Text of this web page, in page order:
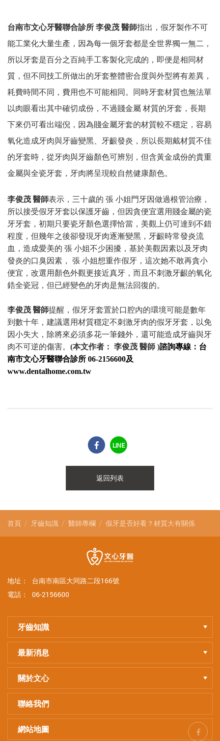
台南市文心牙醫聯合診所 李俊茂 醫師指出，假牙製作不可
能工業化大量生產，因為每一個牙套都是全世界獨一無二，
所以牙套是百分之百純手工客製化完成的，即便是相同材
質，但不同技工所做出的牙套整體密合度與外型將有差異，
耗費時間不同，費用也不可能相同。同時牙套材質也無法單
以肉眼看出其中確切成份，不過賤金屬 材質的牙套，長期
下來仍可看出端倪，因為賤金屬牙套的材質較不穩定，容易
氧化造成牙肉與牙齒變黑、牙齦發炎，所以長期戴材質不佳
的牙套時，從牙肉與牙齒顏色可辨別，但含黃金成份的貴重
金屬與全瓷牙套，牙肉將呈現較自然健康顏色。
李俊茂 醫師表示，三十歲的 張 小姐門牙因做過根管治療，
所以接受假牙牙套以保護牙齒，但因貪便宜選用賤金屬的瓷
牙牙套，初期只要瓷牙顏色選擇恰當，美觀上仍可達到不錯
程度，但幾年之後卻發現牙肉逐漸變黑，牙齦時常發炎流
血，造成愛美的 張 小姐不少困擾，基於美觀因素以及牙肉
發炎的口臭因素， 張 小姐想重作假牙，這次她不敢再貪小
便宜，改選用顏色外觀更接近真牙，而且不刺激牙齦的氧化
鋯全瓷冠，但已經變色的牙肉是無法回復的。
李俊茂 醫師提醒，假牙牙套置於口腔內的環境可能是數年
到數十年，建議選用材質穩定不刺激牙肉的假牙牙套，以免
因小失大，除將來必須多花一筆錢外，還可能造成牙齒與牙
肉不可逆的傷害。 (本文作者： 李俊茂 醫師 )諮詢專線：台
南市文心牙醫聯合診所 06-2156600及
www.dentalhome.com.tw
LINE
返回列表
首頁 牙齒知識 醫師專欄 假牙是否好看？材質大有關係
地址：
台南市南區大同路二段166號
電話：
06-2156600
牙齒知識
最新消息
關於文心
聯絡我們
網站地圖